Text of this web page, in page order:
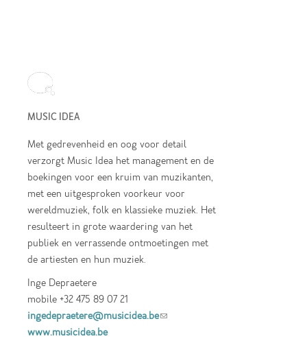
MUSIC IDEA
Met gedrevenheid en oog voor detail
verzorgt Music Idea het management en de
boekingen voor een kruim van muzikanten,
met een uitgesproken voorkeur voor
wereldmuziek, folk en klassieke muziek. Het
resulteert in grote waardering van het
publiek en verrassende ontmoetingen met
de artiesten en hun muziek.
Inge Depraetere
mobile +32 475 89 07 21
ingedepraetere@musicidea.be(link sends e-
www.musicidea.be